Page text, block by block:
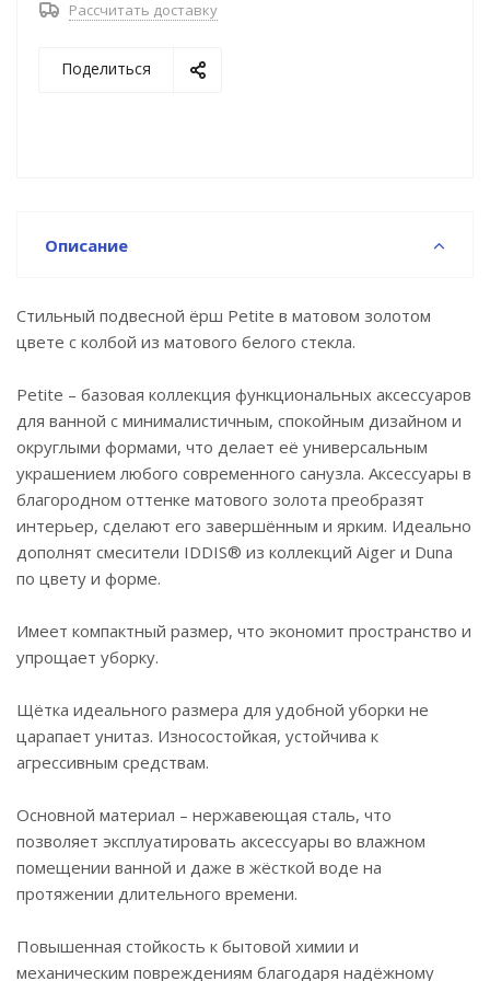
Имеет компактный размер, что экономит
позволяет эксплуатировать аксессуары во влажном
Повышенная стойкость к бытовой химии и
надёжному PVD-покрытию.
Уплотнительная прокладка надёжно фиксирует
колбу в держателе и предотвращает её
повреждение.
Ёрш удобен в установке, монтаж не требует
профессиональных навыков. Крепёжные элементы
привлекательный и аккуратный внешний вид.
Рассчитать доставку
Поделиться
Описание
Стильный подвесной ёрш Petite в матовом золотом
цвете с колбой из матового белого стекла.
Petite – базовая коллекция функциональных аксессуаров
для ванной с минималистичным, спокойным дизайном и
округлыми формами, что делает её универсальным
украшением любого современного санузла. Аксессуары в
благородном оттенке матового золота преобразят
интерьер, сделают его завершённым и ярким. Идеально
дополнят смесители IDDIS® из коллекций Aiger и Duna
по цвету и форме.
Имеет компактный размер, что экономит пространство и
упрощает уборку.
Щётка идеального размера для удобной уборки не
царапает унитаз. Износостойкая, устойчива к
агрессивным средствам.
Основной материал – нержавеющая сталь, что
позволяет эксплуатировать аксессуары во влажном
помещении ванной и даже в жёсткой воде на
протяжении длительного времени.
Повышенная стойкость к бытовой химии и
механическим повреждениям благодаря надёжному